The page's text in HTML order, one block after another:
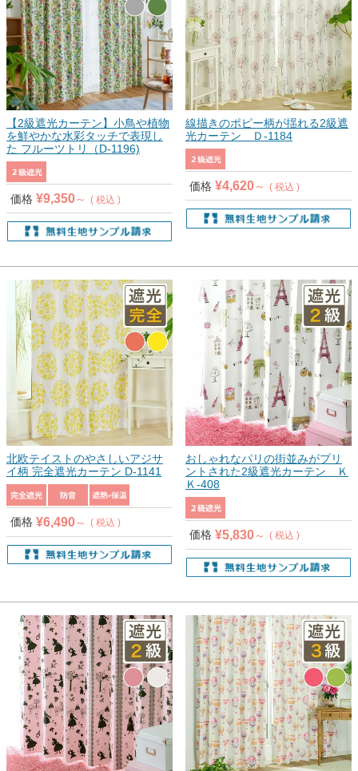
【2級遮光カーテン】小鳥や植物
を鮮やかな水彩タッチで表現し
た フルーツトリ（D-1196)
価格 ¥9,350 税込
線描きのポピー柄が揺れる2級遮
光カーテン Ｄ-1184
価格 ¥4,620 税込
北欧テイストのやさしいアジサ
イ柄 完全遮光カーテン D-1141
価格 ¥6,490 税込
おしゃれなパリの街並みがプリ
ントされた2級遮光カーテン Ｋ
Ｋ-408
価格 ¥5,830 税込